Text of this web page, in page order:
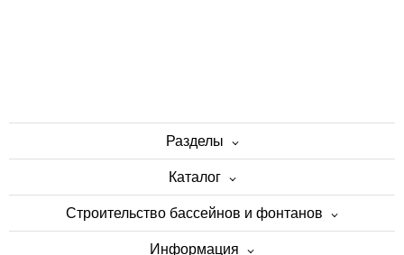
Разделы
Каталог
Строительство бассейнов и фонтанов
Информация